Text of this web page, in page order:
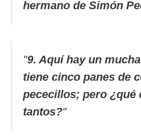
hermano de Simón
"9. Aquí hay un
tiene cinco panes de
pececillos; pero ¿qué
tantos?"